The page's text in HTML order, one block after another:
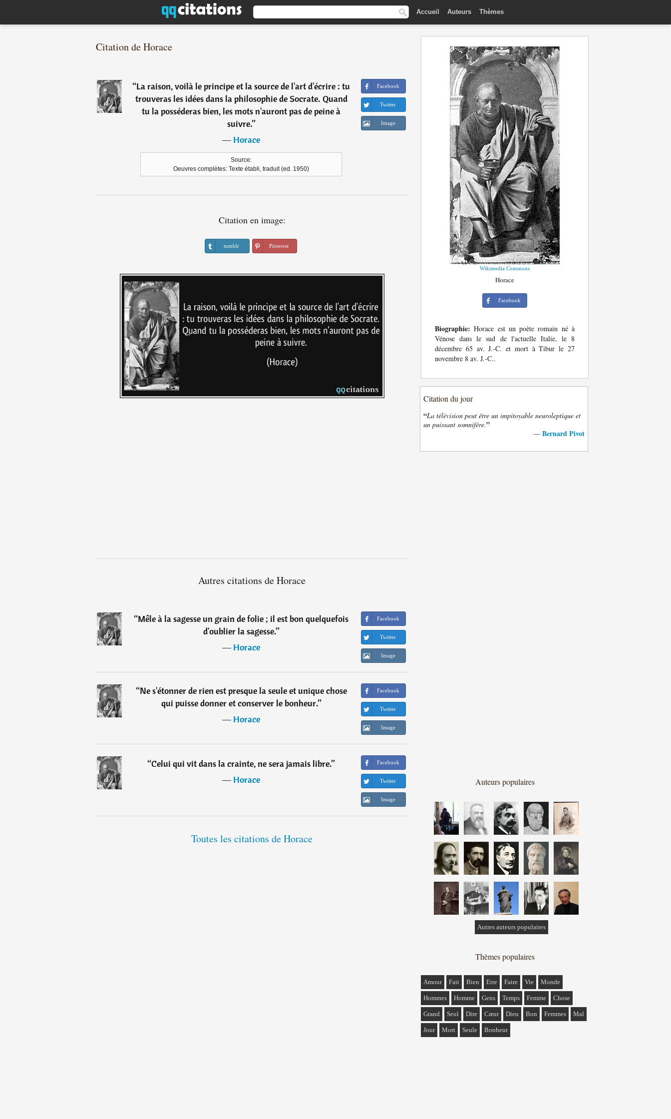
Accueil Auteurs Thèmes
Citation de Horace
“La raison, voilà le principe et la source de l'art d'écrire : tu
trouveras les idées dans la philosophie de Socrate. Quand
tu la posséderas bien, les mots n'auront pas de peine à
suivre.”
―Horace
Source:
Oeuvres complètes: Texte établi, traduit (ed. 1950)
Facebook
Twitter
Image
Citation en image:
tumblr Pinterest
Autres citations de Horace
“Mêle à la sagesse un grain de folie ; il est bon quelquefois
d'oublier la sagesse.”
―Horace
Facebook
Twitter
Image
“Ne s'étonner de rien est presque la seule et unique chose
qui puisse donner et conserver le bonheur.”
―Horace
Facebook
Twitter
Image
“Celui qui vit dans la crainte, ne sera jamais libre.”
―Horace
Facebook
Twitter
Image
Toutes les citations de Horace
Wikimedia Commons
Horace
Facebook
Biographie: Horace est un poète romain né à
Vénose dans le sud de l'actuelle Italie, le 8
décembre 65 av. J.-C. et mort à Tibur le 27
novembre 8 av. J.-C..
Citation du jour
“La télévision peut être un impitoyable neuroleptique et
un puissant somnifère.”
— Bernard Pivot
Auteurs populaires
Autres auteurs populaires
Thèmes populaires
Amour Fait Bien Etre Faire Vie Monde
Hommes Homme Gens Temps Femme Chose
Grand Seul Dire Cœur Dieu Bon Femmes Mal
Jour Mort Seule Bonheur